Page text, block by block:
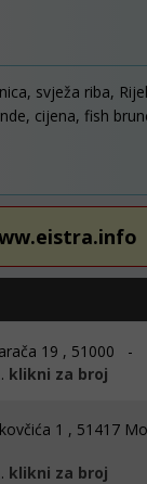
svježa riba,
cijena, fish
19 , 51000 -
klikni za broj
1 , 51417
klikni za broj